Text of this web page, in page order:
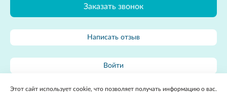
Заказать звонок
Написать отзыв
Войти
Этот сайт использует cookie, что позволяет получать информацию о вас.